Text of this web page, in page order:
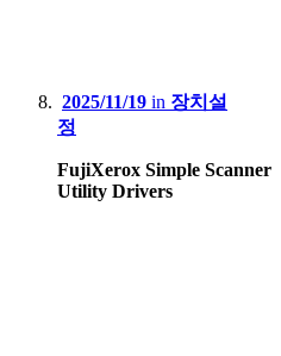
2025/11/19 in 장치설
정
FujiXerox Simple Scanner
Utility Drivers